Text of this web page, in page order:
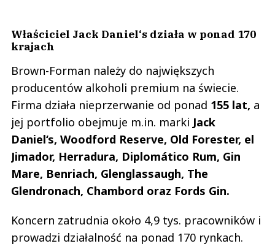
Właściciel Jack Daniel‘s działa w ponad 170
krajach
Brown-Forman należy do największych
producentów alkoholi premium na świecie.
Firma działa nieprzerwanie od ponad 155 lat, a
jej portfolio obejmuje m.in. marki Jack
Daniel‘s, Woodford Reserve, Old Forester, el
Jimador, Herradura, Diplomático Rum, Gin
Mare, Benriach, Glenglassaugh, The
Glendronach, Chambord oraz Fords Gin.
Koncern zatrudnia około 4,9 tys. pracowników i
prowadzi działalność na ponad 170 rynkach.